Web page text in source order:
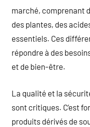
marché, comprenant
des plantes, des
essentiels. Ces
répondre à des
et de bien-être.
La qualité et la
sont critiques. C’est
produits dérivés de